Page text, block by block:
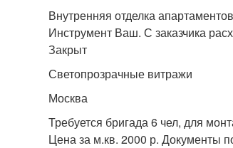
Внутренняя отделка
Инструмент Ваш. С заказчика
Закрыт
Светопрозрачные витражи
Москва
Требуется бригада 6 чел, для
Цена за м.кв. 2000 р. Документы